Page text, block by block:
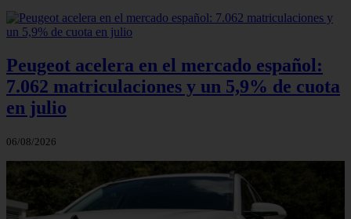
Peugeot acelera en el mercado español:
7.062 matriculaciones y un 5,9% de cuota
en julio
06/08/2026